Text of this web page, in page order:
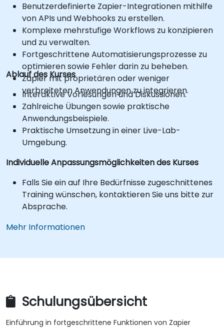
Benutzerdefinierte Zapier-Integrationen mithilfe
von APIs und Webhooks zu erstellen.
Komplexe mehrstufige Workflows zu konzipieren
und zu verwalten.
Fortgeschrittene Automatisierungsprozesse zu
optimieren sowie Fehler darin zu beheben.
Zapier mit proprietären oder weniger
verbreiteten Anwendungen zu integrieren.
Ablauf des Kurses
Interaktive Vorlesungen und Diskussionen.
Zahlreiche Übungen sowie praktische
Anwendungsbeispiele.
Praktische Umsetzung in einer Live-Lab-
Umgebung.
Individuelle Anpassungsmöglichkeiten des Kurses
Falls Sie ein auf Ihre Bedürfnisse zugeschnittenes
Training wünschen, kontaktieren Sie uns bitte zur
Absprache.
Mehr Informationen
Schulungsübersicht
Einführung in fortgeschrittene Funktionen von Zapier